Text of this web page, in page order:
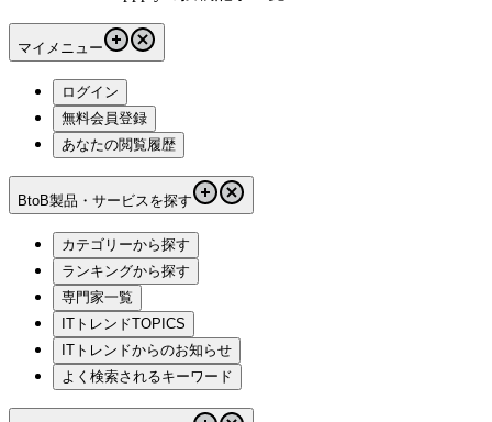
マイメニュー
ログイン
無料会員登録
あなたの閲覧履歴
BtoB製品・サービスを探す
カテゴリーから探す
ランキングから探す
専門家一覧
ITトレンドTOPICS
ITトレンドからのお知らせ
よく検索されるキーワード